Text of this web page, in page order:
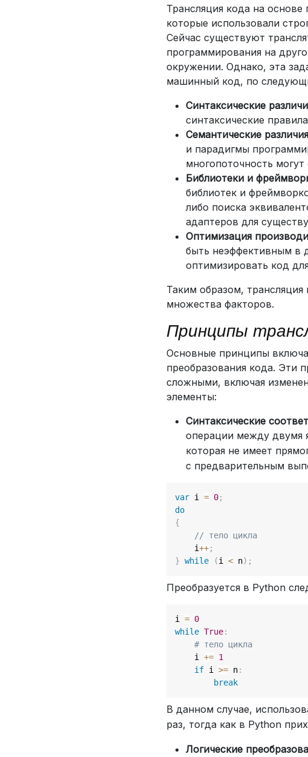
Трансляция кода на
которые использовали
Сейчас существуют
программирования на
окружении. Однако, эта
машинный код, по
Синтаксические
синтаксические
Семантические различия
и парадигмы
многопоточность
Библиотеки и
библиотек и
либо поиска
адаптеров для
Оптимизация
быть неэффективным в
оптимизировать код
Таким образом, трансляция
множества факторов.
Принципы
Основные принципы
преобразования кода. Эти
сложными, включая
элементы:
Синтаксические
операции между двумя
которая не имеет
с предварительным
var i = 0;
do
{
// тело цикла
    i
++;
} while (i < n) ;
Преобразуется в Python
i = 0
while True:
# тело цикла
    i
+= 1
if i >= n:
break
В данном случае,
раз, тогда как в Python
Логические